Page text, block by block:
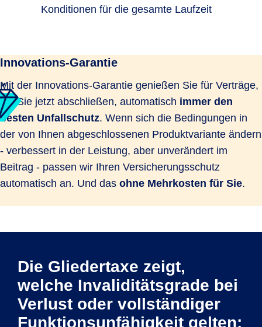
Konditionen für die gesamte Laufzeit
Innovations-Garantie
Mit der Innovations-Garantie genießen Sie für Verträge,
die Sie jetzt abschließen, automatisch immer den
besten Unfallschutz. Wenn sich die Bedingungen in
der von Ihnen abgeschlossenen Produktvariante ändern
- verbessert in der Leistung, aber unverändert im
Beitrag - passen wir Ihren Versicherungsschutz
automatisch an. Und das ohne Mehrkosten für Sie.
Die Gliedertaxe zeigt,
welche Invaliditätsgrade bei
Verlust oder vollständiger
Funktionsunfähigkeit gelten: